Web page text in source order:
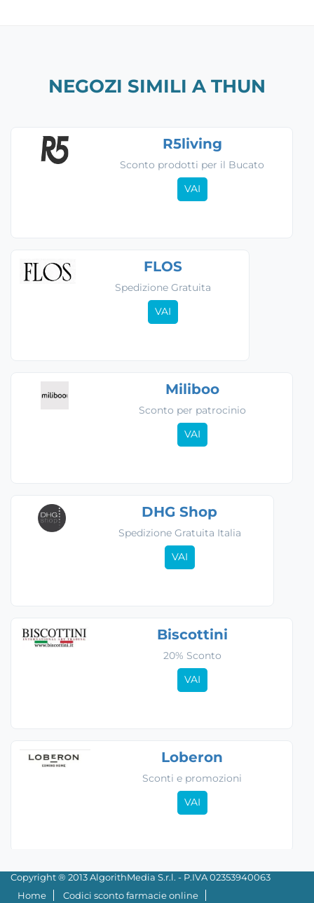
NEGOZI SIMILI A THUN
R5living
Sconto prodotti per il Bucato
VAI
FLOS
Spedizione Gratuita
VAI
Miliboo
Sconto per patrocinio
VAI
DHG Shop
Spedizione Gratuita Italia
VAI
Biscottini
20% Sconto
VAI
Loberon
Sconti e promozioni
VAI
Copyright ® 2013 AlgorithMedia S.r.l. - P.IVA 02353940063
Home
Codici sconto farmacie online